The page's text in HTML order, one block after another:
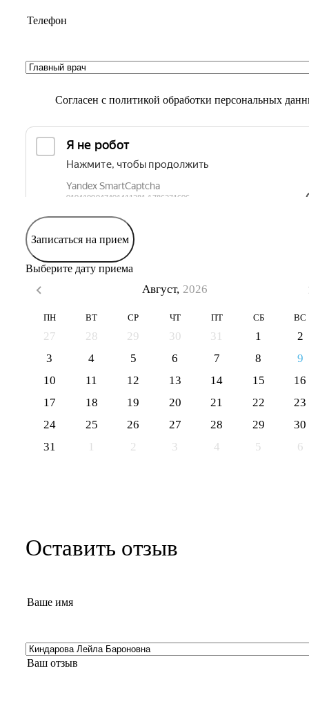
Согласен с политикой обработки персональных
Записаться на прием
Выберите дату приема
Август, 2026
ПН ВТ СР ЧТ ПТ СБ ВС
27 28 29 30 31 1
2
3
4 5 6 7 8
9
10
11 12 13 14 15
16
17
18 19 20 21 22
23
24
25 26 27 28 29
30
31
1 2 3 4 5 6
Оставить отзыв